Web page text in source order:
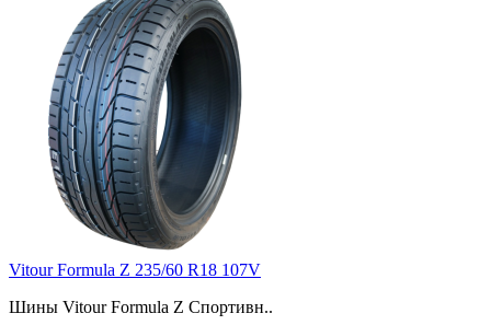
Vitour Formula Z 235/60 R18 107V
Шины Vitour Formula Z Спортивн..